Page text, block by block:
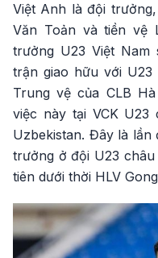
Việt Anh là đội
Văn Toản và tiền vệ
trưởng U23 Việt
trận giao hữu với U23
Trung vệ của CLB
việc này tại VCK
Uzbekistan. Đây là lần
trưởng ở đội U23
tiên dưới thời HLV